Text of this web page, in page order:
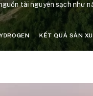
tài nguyên sạch như
năng lượng mặt trời.
KẾT QUẢ SẢN